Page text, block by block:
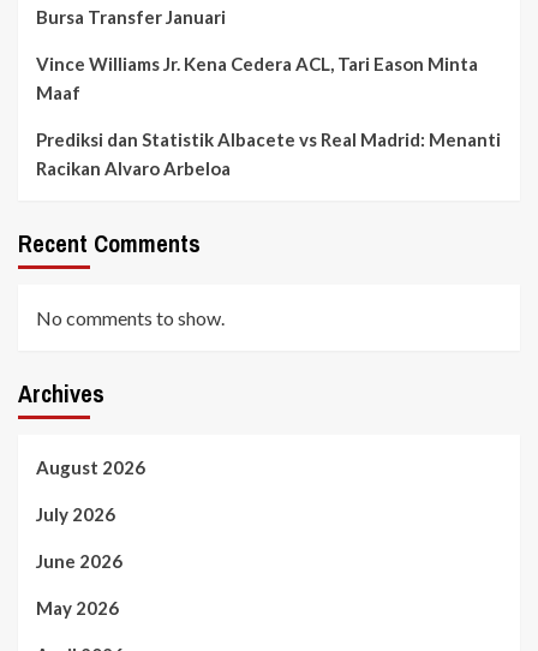
Bursa Transfer Januari
Vince Williams Jr. Kena Cedera ACL, Tari Eason Minta
Maaf
Prediksi dan Statistik Albacete vs Real Madrid: Menanti
Racikan Alvaro Arbeloa
Recent Comments
No comments to show.
Archives
August 2026
July 2026
June 2026
May 2026